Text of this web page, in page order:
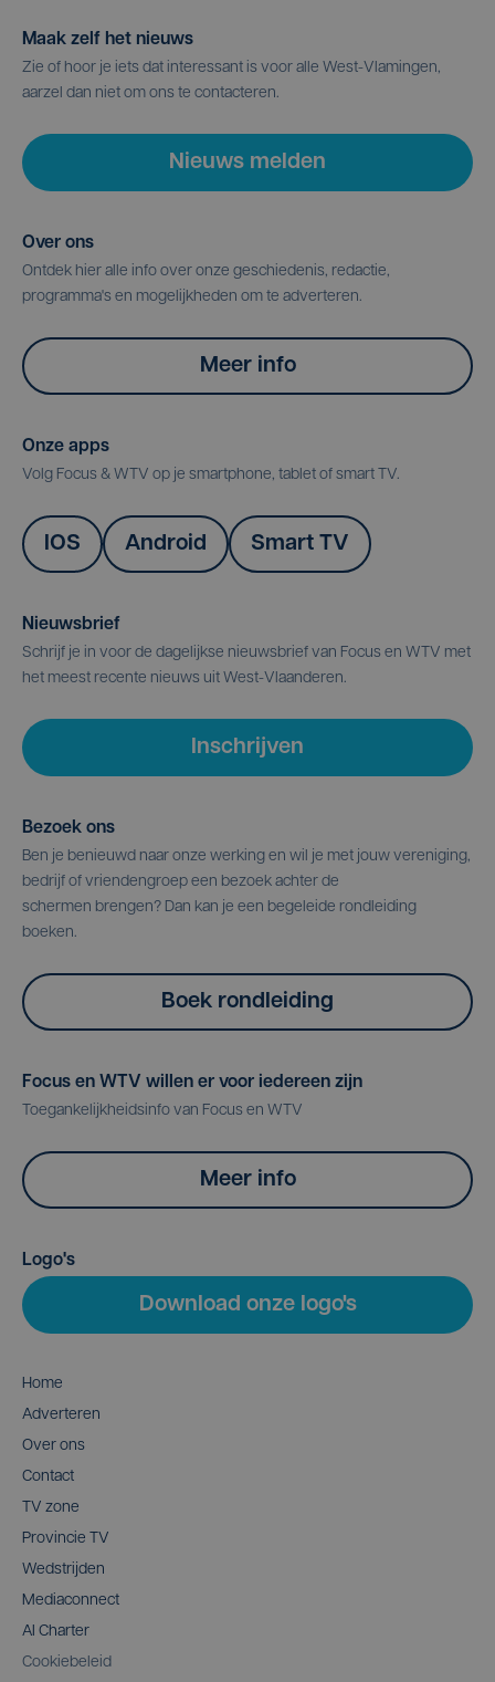
Maak zelf het nieuws
Zie of hoor je iets dat interessant is voor alle West-Vlamingen,
aarzel dan niet om ons te contacteren.
Nieuws melden
Over ons
Ontdek hier alle info over onze geschiedenis, redactie,
programma's en mogelijkheden om te adverteren.
Meer info
Onze apps
Volg Focus & WTV op je smartphone, tablet of smart TV.
IOS Android Smart TV
Nieuwsbrief
Schrijf je in voor de dagelijkse nieuwsbrief van Focus en WTV met
het meest recente nieuws uit West-Vlaanderen.
Inschrijven
Bezoek ons
Ben je benieuwd naar onze werking en wil je met jouw vereniging,
bedrijf of vriendengroep een bezoek achter de
schermen brengen? Dan kan je een begeleide rondleiding
boeken.
Boek rondleiding
Focus en WTV willen er voor iedereen zijn
Toegankelijkheidsinfo van Focus en WTV
Meer info
Logo's
Download onze logo's
Home
Adverteren
Over ons
Contact
TV zone
Provincie TV
Wedstrijden
Mediaconnect
AI Charter
Cookiebeleid